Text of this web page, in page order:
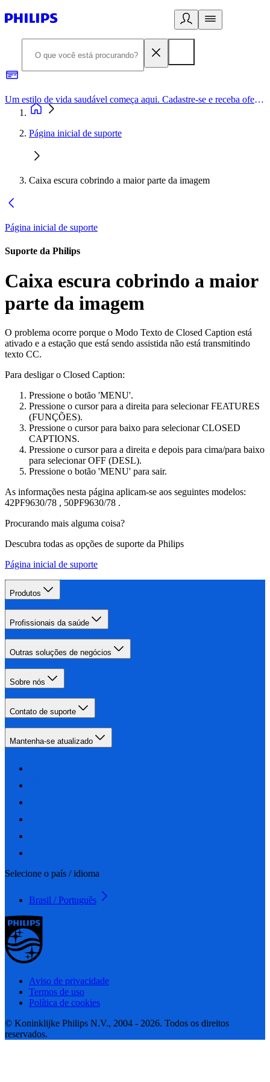
Um estilo de vida saudável começa aqui. Cadastre-se e receba ofertas exclusivas.
Página inicial de suporte
Caixa escura cobrindo a maior parte da imagem
Página inicial de suporte
Suporte da Philips
Caixa escura cobrindo a maior
parte da imagem
O problema ocorre porque o Modo Texto de Closed Caption está
ativado e a estação que está sendo assistida não está transmitindo
texto CC.
Para desligar o Closed Caption:
Pressione o botão 'MENU'.
Pressione o cursor para a direita para selecionar FEATURES
(FUNÇÕES).
Pressione o cursor para baixo para selecionar CLOSED
CAPTIONS.
Pressione o cursor para a direita e depois para cima/para baixo
para selecionar OFF (DESL).
Pressione o botão 'MENU' para sair.
As informações nesta página aplicam-se aos seguintes modelos:
42PF9630/78 , 50PF9630/78 .
Procurando mais alguma coisa?
Descubra todas as opções de suporte da Philips
Página inicial de suporte
Produtos
Profissionais da saúde
Outras soluções de negócios
Sobre nós
Contato de suporte
Mantenha-se atualizado
Selecione o país / idioma
Brasil / Português
Aviso de privacidade
Termos de uso
Política de cookies
© Koninklijke Philips N.V., 2004 - 2026. Todos os direitos
reservados.